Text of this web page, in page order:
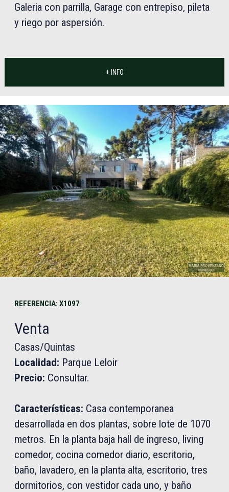
Galeria con parrilla, Garage con entrepiso, pileta
y riego por aspersión.
+ INFO
REFERENCIA: X1097
Venta
Casas/Quintas
Localidad: Parque Leloir
Precio: Consultar.
Características: Casa contemporanea
desarrollada en dos plantas, sobre lote de 1070
metros. En la planta baja hall de ingreso, living
comedor, cocina comedor diario, escritorio,
baño, lavadero, en la planta alta, escritorio, tres
dormitorios, con vestidor cada uno, y baño